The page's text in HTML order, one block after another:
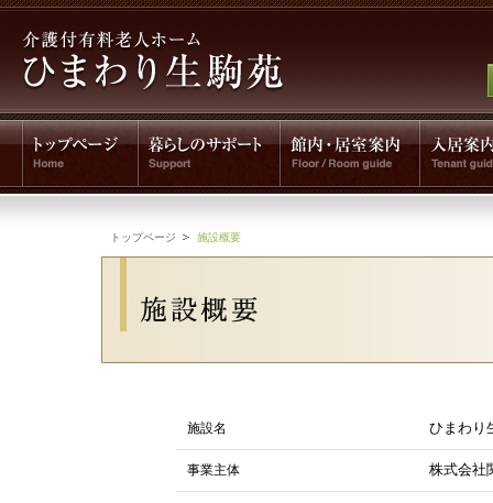
トップページ 施設概要
施設名 ひまわり
事業主体 株式会社